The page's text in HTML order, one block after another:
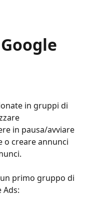
in gruppi di
in pausa/avviare
o creare annunci
primo gruppo di
Ads: